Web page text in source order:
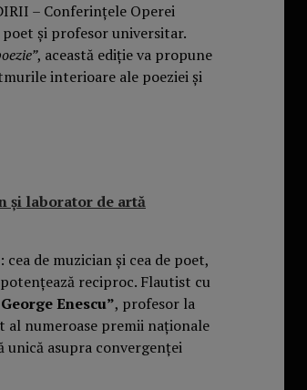
– Conferințele Operei
și profesor universitar.
, această ediție va propune
interioare ale poeziei și
și laborator de artă
de muzician și cea de poet,
reciproc. Flautist cu
Enescu”, profesor la
al numeroase premii naționale
unică asupra convergenței